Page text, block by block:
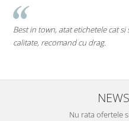
buna
pe toate....chiar si
Mi-as dori sa existe
Nu rata ofertele